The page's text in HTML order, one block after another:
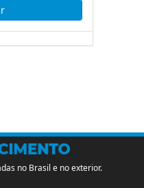
no Brasil e no exterior.